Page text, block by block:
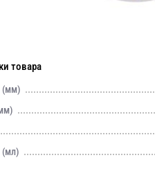
товара
(мм)
(мл)